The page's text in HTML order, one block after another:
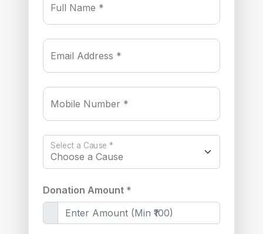
Full Name *
Email Address *
Mobile Number *
Select a Cause *
Donation Amount *